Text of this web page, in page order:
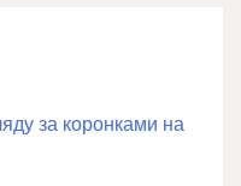
за коронками на